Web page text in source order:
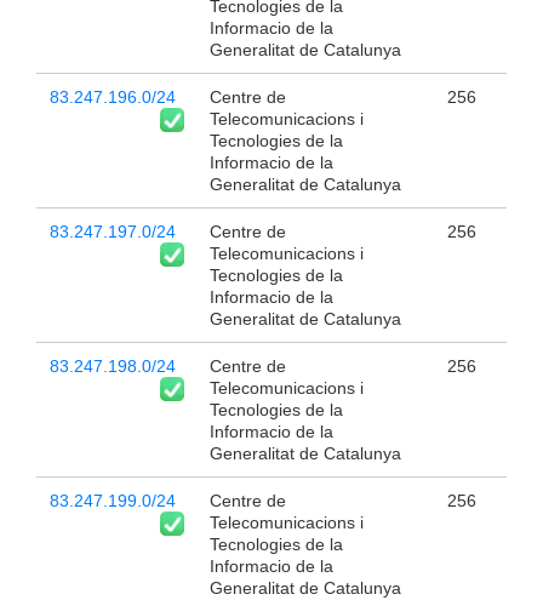
Tecnologies de la
Informacio de la
Generalitat de Catalunya
83.247.196.0/24
Centre de
Telecomunicacions i
Tecnologies de la
Informacio de la
Generalitat de Catalunya
256
83.247.197.0/24
Centre de
Telecomunicacions i
Tecnologies de la
Informacio de la
Generalitat de Catalunya
256
83.247.198.0/24
Centre de
Telecomunicacions i
Tecnologies de la
Informacio de la
Generalitat de Catalunya
256
83.247.199.0/24
Centre de
Telecomunicacions i
Tecnologies de la
Informacio de la
Generalitat de Catalunya
256